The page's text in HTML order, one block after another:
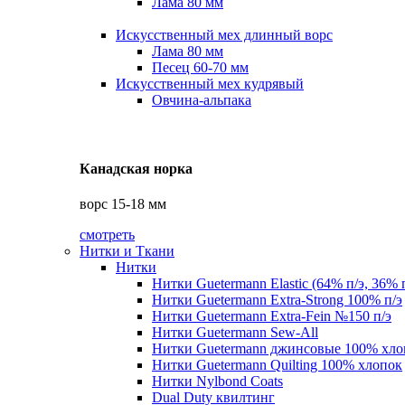
Искусственный мех длинный ворс
Лама 80 мм
Песец 60-70 мм
Искусственный мех кудрявый
Овчина-альпака
Канадская норка
ворс 15-18 мм
смотреть
Нитки и Ткани
Нитки
Нитки Guetermann Elastic (64% п/э, 36%
Нитки Guetermann Extra-Strong 100% п/э
Нитки Guetermann Extra-Fein №150 п/э
Нитки Guetermann Sew-All
Нитки Guetermann джинсовые 100%
Нитки Guetermann Quilting 100% хлопок
Нитки Nylbond Coats
Dual Duty квилтинг